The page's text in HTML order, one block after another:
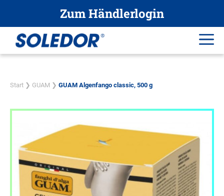
springen
Zum Händlerlogin
Start ❯ GUAM ❯ GUAM Algenfango classic, 500 g